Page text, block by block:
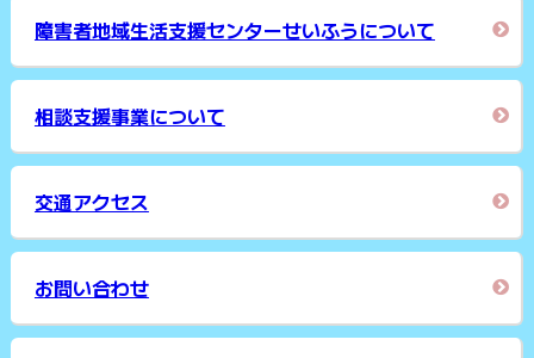
障害者地域生活支援センターせいふうについて
相談支援事業について
交通アクセス
お問い合わせ